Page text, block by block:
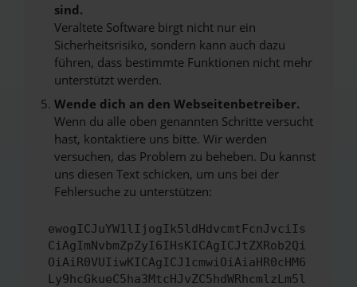
sind.
Veraltete Software birgt nicht nur ein
Sicherheitsrisiko, sondern kann auch dazu
führen, dass bestimmte Funktionen nicht mehr
unterstützt werden.
Wende dich an den Webseitenbetreiber.
Wenn du alle oben genannten Schritte versucht
hast, kontaktiere uns bitte. Wir werden
versuchen, das Problem zu beheben. Du kannst
uns diesen Text schicken, um uns bei der
Fehlersuche zu unterstützen:
ewogICJuYW1lIjogIk5ldHdvcmtFcnJvciIs
CiAgImNvbmZpZyI6IHsKICAgICJtZXRob2Qi
OiAiR0VUIiwKICAgICJ1cmwiOiAiaHR0cHM6
Ly9hcGkueC5ha3MtcHJvZC5hdWRhcmlzLm5l